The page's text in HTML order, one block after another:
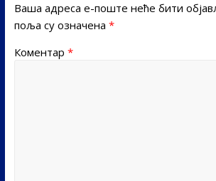
Ваша адреса е-поште неће бити
поља су означена *
Коментар *